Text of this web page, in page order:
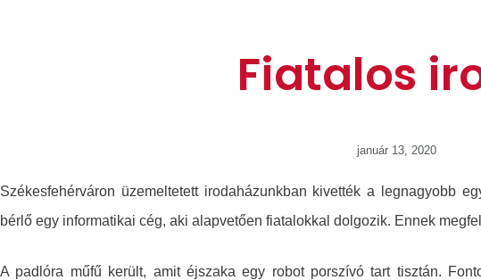
Fiatalos
január 13, 2020
Székesfehérváron üzemeltetett irodaházunkban kivették a legnagyobb
bérlő egy informatikai cég, aki alapvetően fiatalokkal dolgozik. Ennek
A padlóra műfű került, amit éjszaka egy robot porszívó tart tisztán.